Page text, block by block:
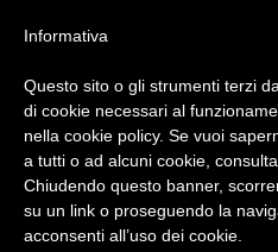
Cronaca
Informativa
Questo sito o gli strumenti terzi
di cookie necessari al
nella cookie policy. Se vuoi
a tutti o ad alcuni cookie,
Chiudendo questo banner,
su un link o proseguendo la
acconsenti all’uso dei cookie.